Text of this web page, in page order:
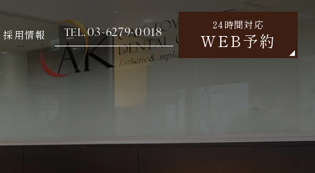
TEL.03-6279-0018 24時間対応
WEB予約
採用情報